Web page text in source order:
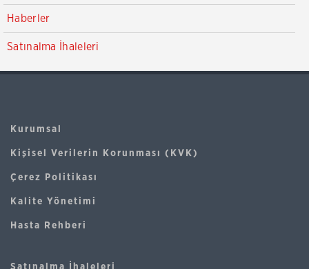
Haberler
Satınalma İhaleleri
Kurumsal
Kişisel Verilerin Korunması (KVK)
Çerez Politikası
Kalite Yönetimi
Hasta Rehberi
Satınalma İhaleleri